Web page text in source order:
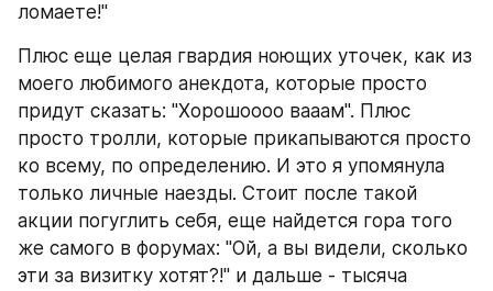
ломаете!"
Плюс еще целая гвардия ноющих уточек, как из
моего любимого анекдота, которые просто
придут сказать: "Хорошоооо вааам". Плюс
просто тролли, которые прикапываются просто
ко всему, по определению. И это я упомянула
только личные наезды. Стоит после такой
акции погуглить себя, еще найдется гора того
же самого в форумах: "Ой, а вы видели, сколько
эти за визитку хотят?!" и дальше - тысяча